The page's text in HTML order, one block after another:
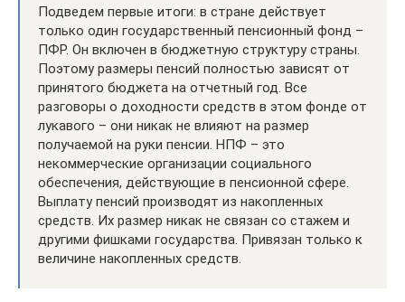
Подведем первые итоги: в стране действует
только один государственный пенсионный фонд –
ПФР. Он включен в бюджетную структуру страны.
Поэтому размеры пенсий полностью зависят от
принятого бюджета на отчетный год. Все
разговоры о доходности средств в этом фонде от
лукавого – они никак не влияют на размер
получаемой на руки пенсии. НПФ – это
некоммерческие организации социального
обеспечения, действующие в пенсионной сфере.
Выплату пенсий производят из накопленных
средств. Их размер никак не связан со стажем и
другими фишками государства. Привязан только к
величине накопленных средств.